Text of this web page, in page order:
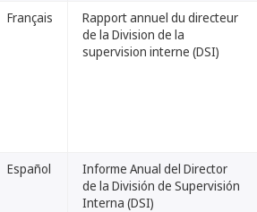
Français
Rapport annuel du directeur
de la Division de la
supervision interne (DSI)
Español
Informe Anual del Director
de la División de Supervisión
Interna (DSI)